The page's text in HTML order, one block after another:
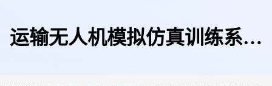
运输无人机模拟仿真训练系统